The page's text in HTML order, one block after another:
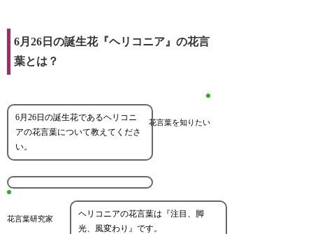
6月26日の誕生花『ヘリコニア』の花言
葉とは？
花言葉を知りたい
6月26日の誕生花であるヘリコニ
アの花言葉について教えてくださ
い。
花言葉研究家
ヘリコニアの花言葉は『注目、脚
光、風変わり』です。